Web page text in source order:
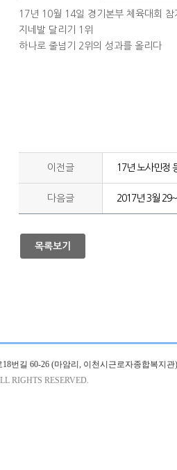
17년 10월 14일 경기본부 체육대회 참
지네발 달리기 1위
하나로 줄넘기 2위의 성과를 올리다
이전글 17년 노사민정
다음글 2017년 3월
목록보기
번길 60-26 (마암리, 이천시근로자종합복지관
RIGHTS RESERVED.